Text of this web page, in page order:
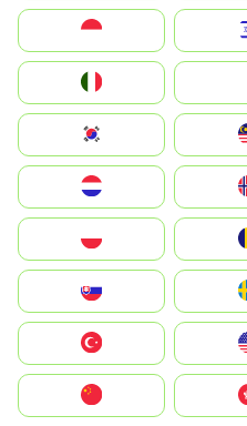
South Korea
United States
中國香港特別行政區